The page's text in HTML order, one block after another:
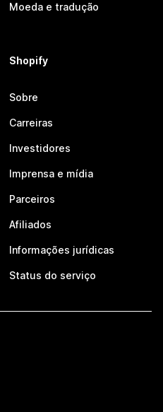
Moeda e tradução
Shopify
Sobre
Carreiras
Investidores
Imprensa e mídia
Parceiros
Afiliados
Informações jurídicas
Status do serviço